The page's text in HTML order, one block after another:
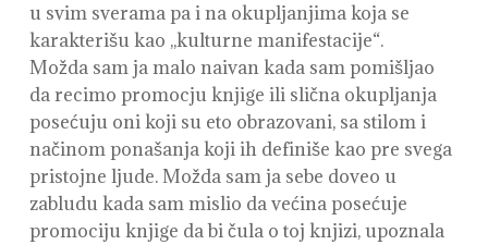
u svim sverama pa i na okupljanjima koja se
karakterišu kao ,,kulturne manifestacije“.
Možda sam ja malo naivan kada sam pomišljao
da recimo promocju knjige ili slična okupljanja
posećuju oni koji su eto obrazovani, sa stilom i
načinom ponašanja koji ih definiše kao pre svega
pristojne ljude. Možda sam ja sebe doveo u
zabludu kada sam mislio da većina posećuje
promociju knjige da bi čula o toj knjizi, upoznala